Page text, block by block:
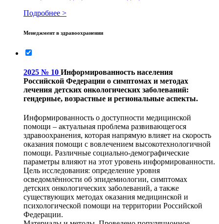
Подробнее >
Менеджмент в здравоохранении
2025 № 10 Информированность населения
Российской Федерации о симптомах и методах
лечения детских онкологических заболеваний:
гендерные, возрастные и региональные аспекты.
Информированность о доступности медицинской
помощи – актуальная проблема развивающегося
здравоохранения, которая напрямую влияет на скорость
оказания помощи с вовлечением высокотехнологичной
помощи. Различные социально-демографические
параметры влияют на этот уровень информированности.
Цель исследования: определение уровня
осведомлённости об эпидемиологии, симптомах
детских онкологических заболеваний, а также
существующих методах оказания медицинской и
психологической помощи на территории Российской
Федерации.